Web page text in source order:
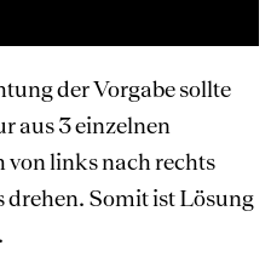
der Vorgabe sollte
aus 3 einzelnen
von links nach rechts
drehen. Somit ist Lösung